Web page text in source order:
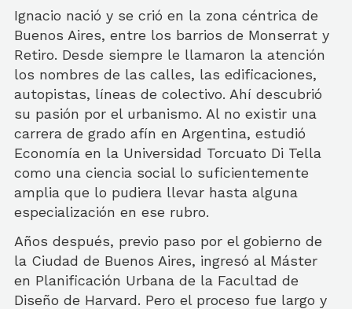
Ignacio nació y se crió en la zona céntrica de
Buenos Aires, entre los barrios de Monserrat y
Retiro. Desde siempre le llamaron la atención
los nombres de las calles, las edificaciones,
autopistas, líneas de colectivo. Ahí descubrió
su pasión por el urbanismo. Al no existir una
carrera de grado afín en Argentina, estudió
Economía en la Universidad Torcuato Di Tella
como una ciencia social lo suficientemente
amplia que lo pudiera llevar hasta alguna
especialización en ese rubro.
Años después, previo paso por el gobierno de
la Ciudad de Buenos Aires, ingresó al Máster
en Planificación Urbana de la Facultad de
Diseño de Harvard. Pero el proceso fue largo y